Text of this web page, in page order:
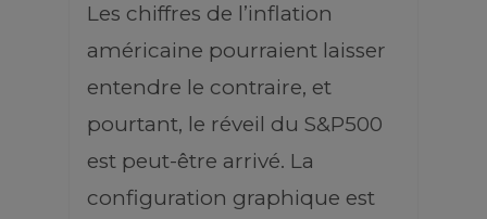
Les chiffres de l’inflation
américaine pourraient laisser
entendre le contraire, et
pourtant, le réveil du S&P500
est peut-être arrivé. La
configuration graphique est